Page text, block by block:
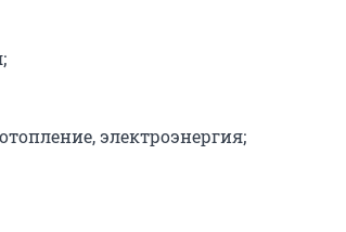
электроэнергия;